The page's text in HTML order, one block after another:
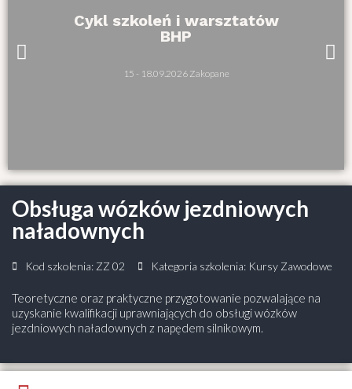
Cykl szkoleń i warsztatów
BHP
15 - 18.09.2026 Zakopane
Obsługa wózków jezdniowych
naładownych
Kod szkolenia: ZZ 02 Kategoria szkolenia: Kursy Zawodowe
Teoretyczne oraz praktyczne przygotowanie pozwalające na
uzyskanie kwalifikacji uprawniających do obsługi wózków
jezdniowych naładownych z napędem silnikowym.